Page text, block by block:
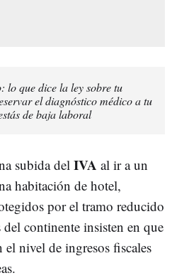
lo que dice la ley sobre tu
el diagnóstico médico a tu
de baja laboral
subida del IVA al ir a un
habitación de hotel,
por el tramo reducido
continente insisten en que
el nivel de ingresos fiscales